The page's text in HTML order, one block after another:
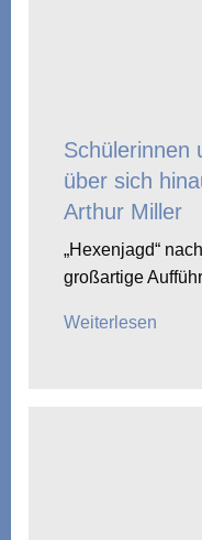
Schülerinnen
über sich
Arthur Miller
„Hexenjagd“
großartige
Weiterlesen